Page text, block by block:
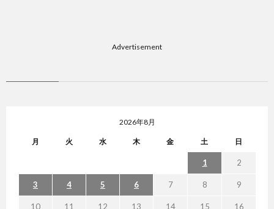
Advertisement
2026年8月
月 火 水 木 金 土 日
1 2
3 4 5 6 7 8 9
10 11 12 13 14 15 16